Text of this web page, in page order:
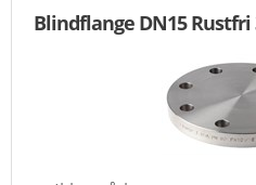
MATERIEL HÅNDTERING
Blindflange DN15 Rustfri